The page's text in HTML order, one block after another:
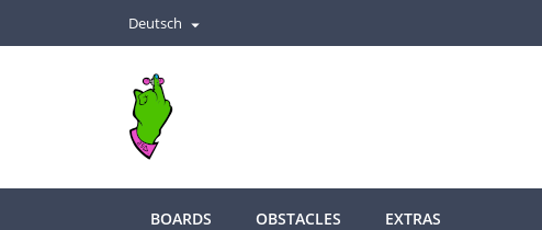
Deutsch 
BOARDS OBSTACLES EXTRAS